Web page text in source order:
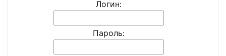
Логин:
Пароль: